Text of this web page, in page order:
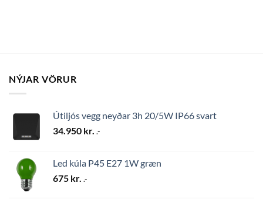
NÝJAR VÖRUR
Útiljós vegg neyðar 3h 20/5W IP66 svart
34.950 kr. .-
Led kúla P45 E27 1W græn
675 kr. .-